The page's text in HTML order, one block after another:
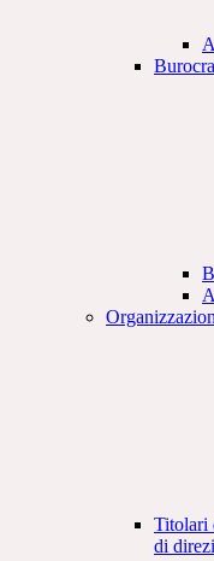
Titolari
di